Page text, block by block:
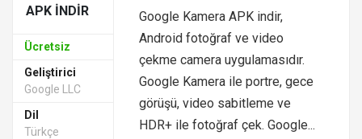
APK INDIR
Ücretsiz
Geliştirici
Google LLC
Dil
Türkçe
Google Kamera APK indir,
Android fotoğraf ve video
çekme camera uygulamasıdır.
Google Kamera ile portre, gece
görüşü, video sabitleme ve
HDR+ ile fotoğraf çek. Google...